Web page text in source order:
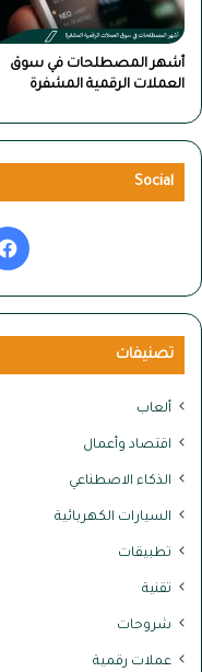
أشهر المصطلحات في سوق
العملات الرقمية المشفرة
Social
تصنيفات
ألعاب
اقتصاد وأعمال
الذكاء الاصطناعي
السيارات الكهربائية
تطبيقات
تقنية
شروحات
عملات رقمية